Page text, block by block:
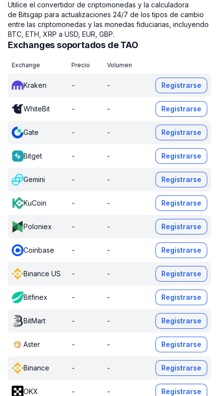
Utilice el convertidor de criptomonedas y la calculadora
de Bitsgap para actualizaciones 24/7 de los tipos de cambio
entre las criptomonedas y las monedas fiduciarias, incluyendo
BTC, ETH, XRP a USD, EUR, GBP.
Exchanges soportados de TAO
Exchange Precio Volumen
Kraken - - Registrarse
WhiteBit - - Registrarse
Gate - - Registrarse
Bitget - - Registrarse
Gemini - - Registrarse
KuCoin - - Registrarse
Poloniex - - Registrarse
Coinbase - - Registrarse
Binance US - - Registrarse
Bitfinex - - Registrarse
BitMart - - Registrarse
Aster - - Registrarse
Binance - - Registrarse
OKX - - Registrarse